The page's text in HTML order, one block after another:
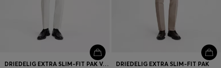
DRIEDELIG EXTRA SLIM-FIT PAK VAN KATOENEN SEERSUCKER MET STRETCH DRIEDELIG EXTRA SLIM-FIT PAK